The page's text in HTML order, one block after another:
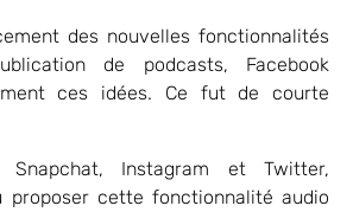
des nouvelles fonctionnalités
de podcasts, Facebook
ces idées. Ce fut de courte
Instagram et Twitter,
proposer cette fonctionnalité audio